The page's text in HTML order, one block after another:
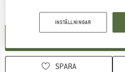
SPARA
INSTÄLLNINGAR